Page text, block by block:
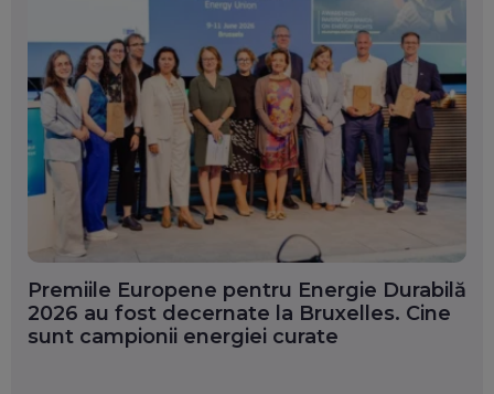
Premiile Europene pentru Energie Durabilă
2026 au fost decernate la Bruxelles. Cine
sunt campionii energiei curate